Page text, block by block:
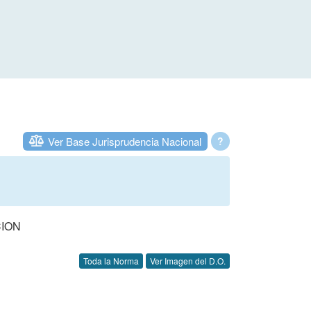
?
Ver Base Jurisprudencia Nacional
Toda la Norma Ver Imagen del D.O.